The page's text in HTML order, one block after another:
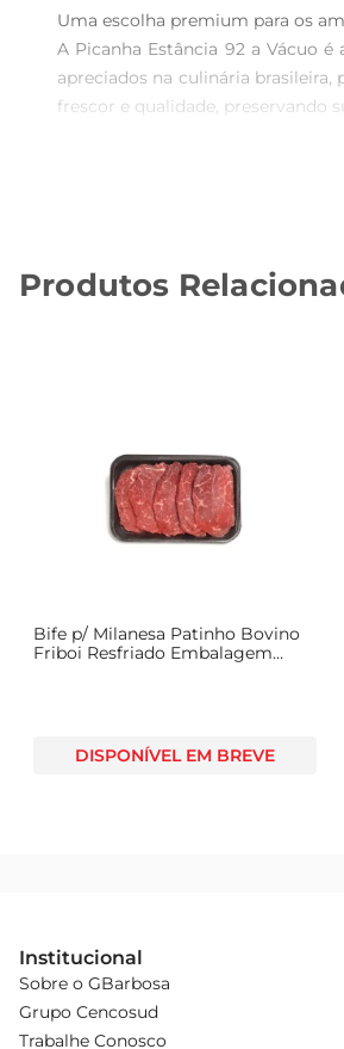
Uma escolha premium para os
A Picanha Estância 92 a Vácuo
apreciados na culinária
frescor e qualidade, preservando
Informações técnicas e
A Picanha Estância 92 a Vácuo
refrigeração e, se não for
para manter a textura e o sabor.
Produtos
Bife p/ Milanesa Patinho Bovino
Friboi Resfriado Embalagem
DISPONÍVEL EM BREVE
Institucional
Sobre o GBarbosa
Grupo Cencosud
Trabalhe Conosco